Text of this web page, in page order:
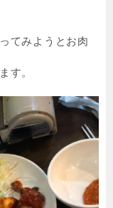
てみようとお肉
す。